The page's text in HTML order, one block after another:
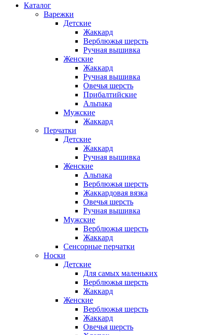
Каталог
Варежки
Детские
Жаккард
Верблюжья шерсть
Ручная вышивка
Женские
Жаккард
Ручная вышивка
Овечья шерсть
Прибалтийские
Альпака
Мужские
Жаккард
Перчатки
Детские
Жаккард
Ручная вышивка
Женские
Альпака
Верблюжья шерсть
Жаккардовая вязка
Овечья шерсть
Ручная вышивка
Мужские
Верблюжья шерсть
Жаккард
Сенсорные перчатки
Носки
Детские
Для самых маленьких
Верблюжья шерсть
Жаккард
Женские
Верблюжья шерсть
Жаккард
Овечья шерсть